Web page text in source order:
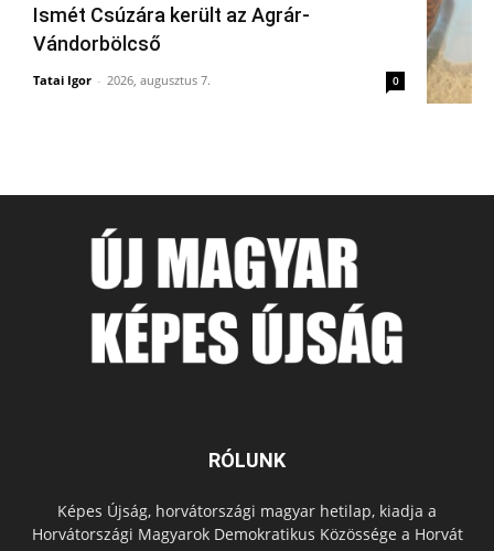
Ismét Csúzára került az Agrár-
Vándorbölcső
Tatai Igor - 2026, augusztus 7. 0
RÓLUNK
Képes Újság, horvátországi magyar hetilap, kiadja a
Horvátországi Magyarok Demokratikus Közössége a Horvát